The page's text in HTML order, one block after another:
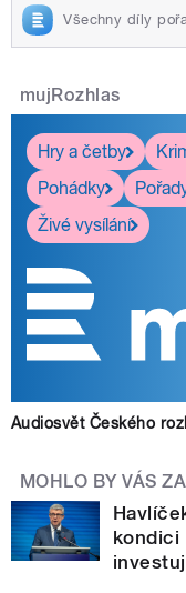
Všechny díly
mujRozhlas
Hry a četby
Pohádky
Živé vysílání
Audiosvět Českého
MOHLO BY VÁS
kondici